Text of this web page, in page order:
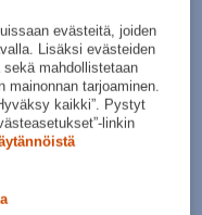
tuotetta, mutta
ensimmäisten joukossa
Salomon-tuotteita.
löydät itsellesi sopivat
tarpeisiin hyvään
evästeitä, joiden
Lisäksi evästeiden
mahdollistetaan
mainonnan tarjoaminen.
kaikki”. Pystyt
linkin